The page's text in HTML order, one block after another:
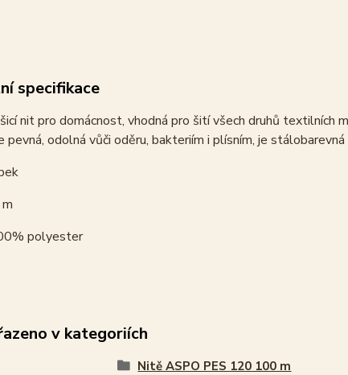
specifikace
nit pro domácnost, vhodná pro šití všech druhů textilních
pevná, odolná vůči oděru, bakteriím i plísním, je
polyester
v kategoriích
Nitě ASPO PES 120 100 m